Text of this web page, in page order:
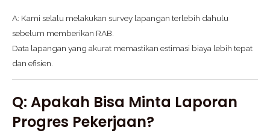
A: Kami selalu melakukan survey lapangan terlebih dahulu
sebelum memberikan RAB.
Data lapangan yang akurat memastikan estimasi biaya lebih tepat
dan efisien.
Q: Apakah Bisa Minta Laporan
Progres Pekerjaan?